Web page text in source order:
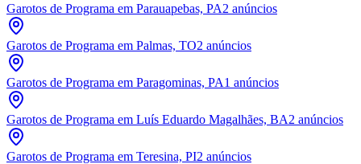
Garotos de Programa em Parauapebas, PA2 anúncios
Garotos de Programa em Palmas, TO2 anúncios
Garotos de Programa em Paragominas, PA1 anúncios
Garotos de Programa em Luís Eduardo Magalhães, BA2 anúncios
Garotos de Programa em Teresina, PI2 anúncios